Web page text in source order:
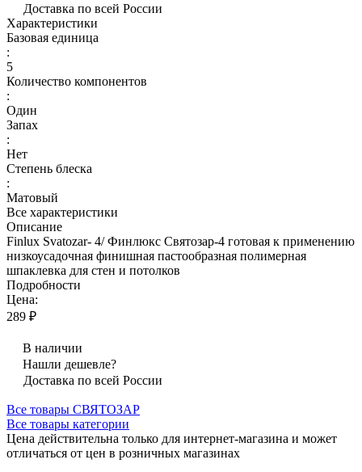
Доставка по всей России
Характеристики
Базовая единица
:
5
Количество компонентов
:
Один
Запах
:
Нет
Степень блеска
:
Матовый
Все характеристики
Описание
Finlux Svatozar- 4/ Финлюкс Святозар-4 готовая к применению
низкоусадочная финишная пастообразная полимерная
шпаклевка для стен и потолков
Подробности
Цена:
289 ₽
В наличии
Нашли дешевле?
Доставка по всей России
Все товары СВЯТОЗАР
Все товары категории
Цена действительна только для интернет-магазина и может
отличаться от цен в розничных магазинах